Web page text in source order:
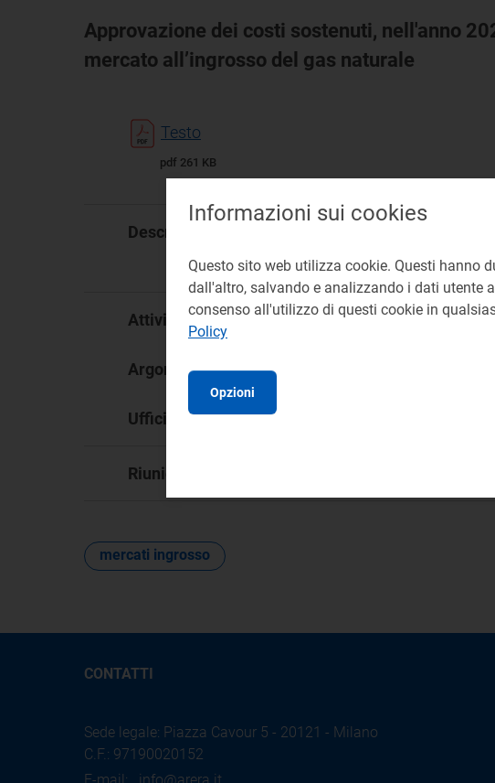
Approvazione dei costi sostenuti, nell'anno
mercato all’ingrosso del gas naturale
Testo
pdf 261 KB
Descrizione:
Con il
monitoraggio
anno.
Attività: Mercati
Argomento:
Ufficio responsabile:
Riunione:
mercati ingrosso
CONTATTI
Sede legale: Piazza Cavour 5 - 20121 - Milano
C.F.: 97190020152
E-mail: info@arera.it
Informazioni sui cookies
Questo sito web utilizza cookie. Questi hanno
dall'altro, salvando e analizzando i dati utente
consenso all'utilizzo di questi cookie in
Policy
Opzioni